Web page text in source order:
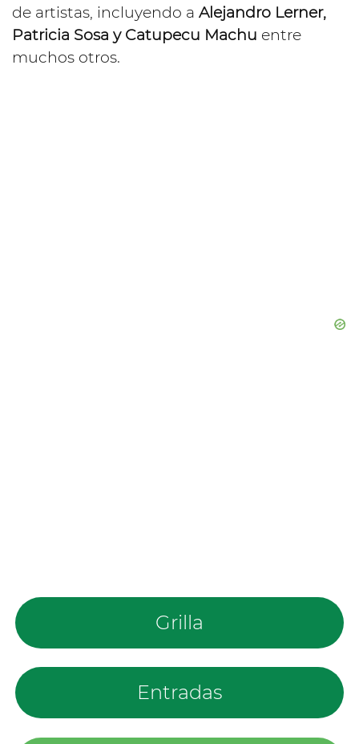
de artistas, incluyendo a Alejandro Lerner,
Patricia Sosa y Catupecu Machu entre
muchos otros.
Grilla
Entradas